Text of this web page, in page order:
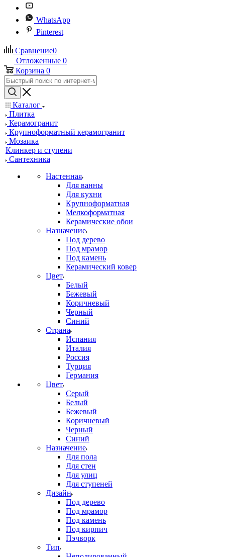
WhatsApp
Pinterest
Сравнение0
Отложенные 0
Корзина 0
Каталог
Плитка
Керамогранит
Крупноформатный керамогранит
Мозаика
Клинкер и ступени
Сантехника
Настенная
Для ванны
Для кухни
Крупноформатная
Мелкоформатная
Керамические обои
Назначение
Под дерево
Под мрамор
Под камень
Керамический ковер
Цвет
Белый
Бежевый
Коричневый
Черный
Синий
Страна
Испания
Италия
Россия
Турция
Германия
Цвет
Серый
Белый
Бежевый
Коричневый
Черный
Синий
Назначение
Для пола
Для стен
Для улиц
Для ступеней
Дизайн
Под дерево
Под мрамор
Под камень
Под кирпич
Пэчворк
Тип